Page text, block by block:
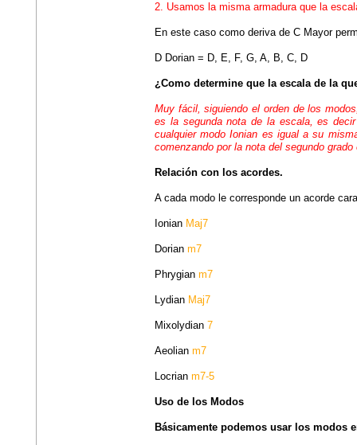
2. Usamos la misma armadura que la
En este caso como deriva de C Mayor
D Dorian = D, E, F, G, A, B, C, D
¿Como determine que la escala de la
Muy fácil, siguiendo el orden de los
es la segunda nota de la escala, es
cualquier modo Ionian es igual a su
comenzando por la nota del segundo
Relación con los acordes.
A cada modo le corresponde un acorde
Ionian Maj7
Dorian m7
Phrygian m7
Lydian Maj7
Mixolydian 7
Aeolian m7
Locrian m7-5
Uso de los Modos
Básicamente podemos usar los modos